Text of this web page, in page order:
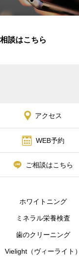
談はこちら
アクセス
WEB予約
ご相談はこちら
ホワイトニング
ミネラル栄養検査
歯のクリーニング
Vielight（ヴィーライト）